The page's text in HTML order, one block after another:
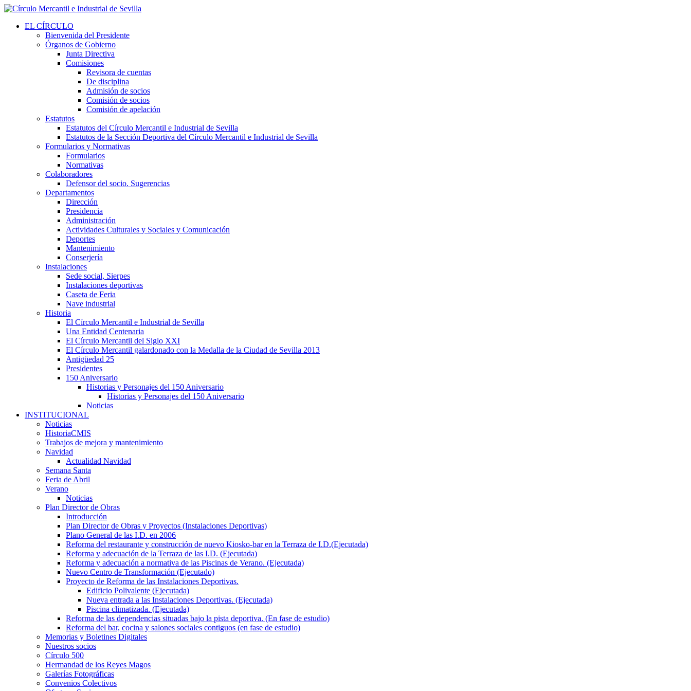
EL CÍRCULO
Bienvenida del Presidente
Órganos de Gobierno
Junta Directiva
Comisiones
Revisora de cuentas
De disciplina
Admisión de socios
Comisión de socios
Comisión de apelación
Estatutos
Estatutos del Círculo Mercantil e Industrial de Sevilla
Estatutos de la Sección Deportiva del Círculo Mercantil e Industrial de Sevilla
Formularios y Normativas
Formularios
Normativas
Colaboradores
Defensor del socio. Sugerencias
Departamentos
Dirección
Presidencia
Administración
Actividades Culturales y Sociales y Comunicación
Deportes
Mantenimiento
Conserjería
Instalaciones
Sede social, Sierpes
Instalaciones deportivas
Caseta de Feria
Nave industrial
Historia
El Círculo Mercantil e Industrial de Sevilla
Una Entidad Centenaria
El Círculo Mercantil del Siglo XXI
El Círculo Mercantil galardonado con la Medalla de la Ciudad de Sevilla 2013
Antigüedad 25
Presidentes
150 Aniversario
Historias y Personajes del 150 Aniversario
Historias y Personajes del 150 Aniversario
Noticias
INSTITUCIONAL
Noticias
HistoriaCMIS
Trabajos de mejora y mantenimiento
Navidad
Actualidad Navidad
Semana Santa
Feria de Abril
Verano
Noticias
Plan Director de Obras
Introducción
Plan Director de Obras y Proyectos (Instalaciones Deportivas)
Plano General de las I.D. en 2006
Reforma del restaurante y construcción de nuevo Kiosko-bar en la Terraza de I.D.(Ejecutada)
Reforma y adecuación de la Terraza de las I.D. (Ejecutada)
Reforma y adecuación a normativa de las Piscinas de Verano. (Ejecutada)
Nuevo Centro de Transformación (Ejecutado)
Proyecto de Reforma de las Instalaciones Deportivas.
Edificio Polivalente (Ejecutada)
Nueva entrada a las Instalaciones Deportivas. (Ejecutada)
Piscina climatizada. (Ejecutada)
Reforma de las dependencias situadas bajo la pista deportiva. (En fase de estudio)
Reforma del bar, cocina y salones sociales contiguos (en fase de estudio)
Memorias y Boletines Digitales
Nuestros socios
Círculo 500
Hermandad de los Reyes Magos
Galerías Fotográficas
Convenios Colectivos